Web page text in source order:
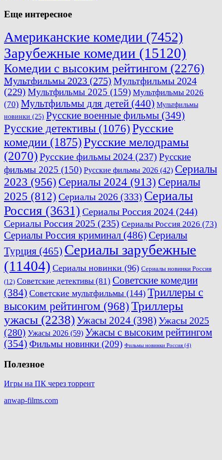
Еще интересное
Американские комедии (7452)
Зарубежные комедии (15120)
Комедии с высоким рейтингом (2276)
Мультфильмы 2023 (275) Мультфильмы 2024
(229) Мультфильмы 2025 (159) Мультфильмы 2026
(70) Мультфильмы для детей (440) Мультфильмы
новинки (25) Русские военные фильмы (349)
Русские детективы (1076)Русские
комедии (1875)Русские мелодрамы
(2070)Русские фильмы 2024 (237) Русские
фильмы 2025 (150) Русские фильмы 2026 (42) Сериалы
2023 (956) Сериалы 2024 (913) Сериалы
2025 (812) Сериалы 2026 (333) Сериалы
Россия (3631) Сериалы Россия 2024 (244)
Сериалы Россия 2025 (235) Сериалы Россия 2026 (73)
Сериалы Россия криминал (486) Сериалы
Турция (465) Сериалы зарубежные
(11404) Сериалы новинки (96) Сериалы новинки Россия
(12) Советские детективы (81) Советские комедии
(384) Советские мультфильмы (144) Триллеры с
высоким рейтингом (968) Триллеры
ужасы (2238)Ужасы 2024 (398) Ужасы 2025
(280) Ужасы 2026 (59) Ужасы с высоким рейтингом
(354) Фильмы новинки (209) Фильмы новинки Россия (4)
Полезное
Игры на ПК через торрент
anwap-films.com